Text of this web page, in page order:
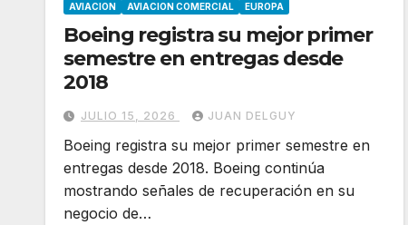
AVIACION AVIACION COMERCIAL EUROPA
Boeing registra su mejor primer
semestre en entregas desde
2018
JULIO 15, 2026 JUAN DELGUY
Boeing registra su mejor primer semestre en
entregas desde 2018. Boeing continúa
mostrando señales de recuperación en su
negocio de…